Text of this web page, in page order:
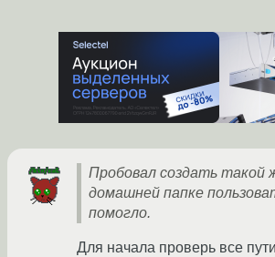
Пробовал создать такой
домашней папке
помогло.
Для начала проверь все